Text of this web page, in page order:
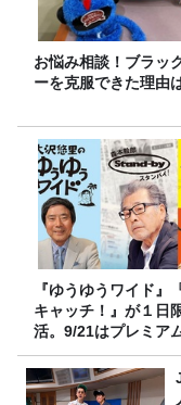
お悩み相談！ブラッ
ーを克服できた理由
『ゆうゆうワイド』
キャッチ！』が１日
活。9/21はプレミア